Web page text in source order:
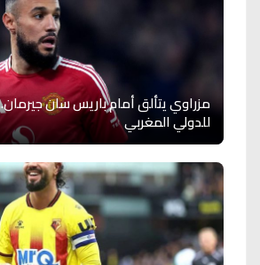
مزراوي يتألق أمام باريس سان
للدولي المغربي